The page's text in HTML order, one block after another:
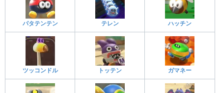
パタテンテン テレン ハッチン
ツッコンドル トッテン ガマネー